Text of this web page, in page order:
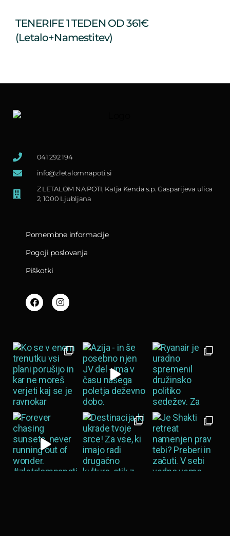
TENERIFE 1 TEDEN OD 361€
(letalo+namestitev)
041 292 194
info@zletalomnapoti.si
Z LETALOM NA POTI, Katja Kenda s.p. Gasparijeva ulica
2, 1000 Ljubljana
Pomembne informacije
Pogoji poslovanja
Piškotki